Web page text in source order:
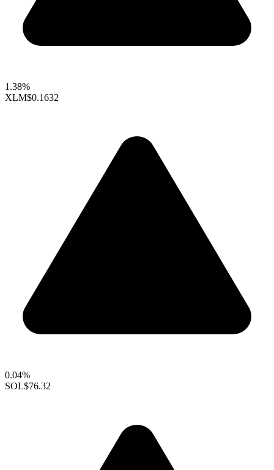
1.38%
XLM$0.1632
0.04%
SOL$76.32